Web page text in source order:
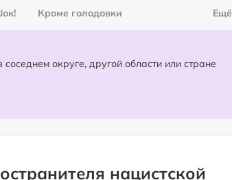
Кроме голодовки Ещё
События, которые происходят в соседнем округе, другой области или стране
нацистской